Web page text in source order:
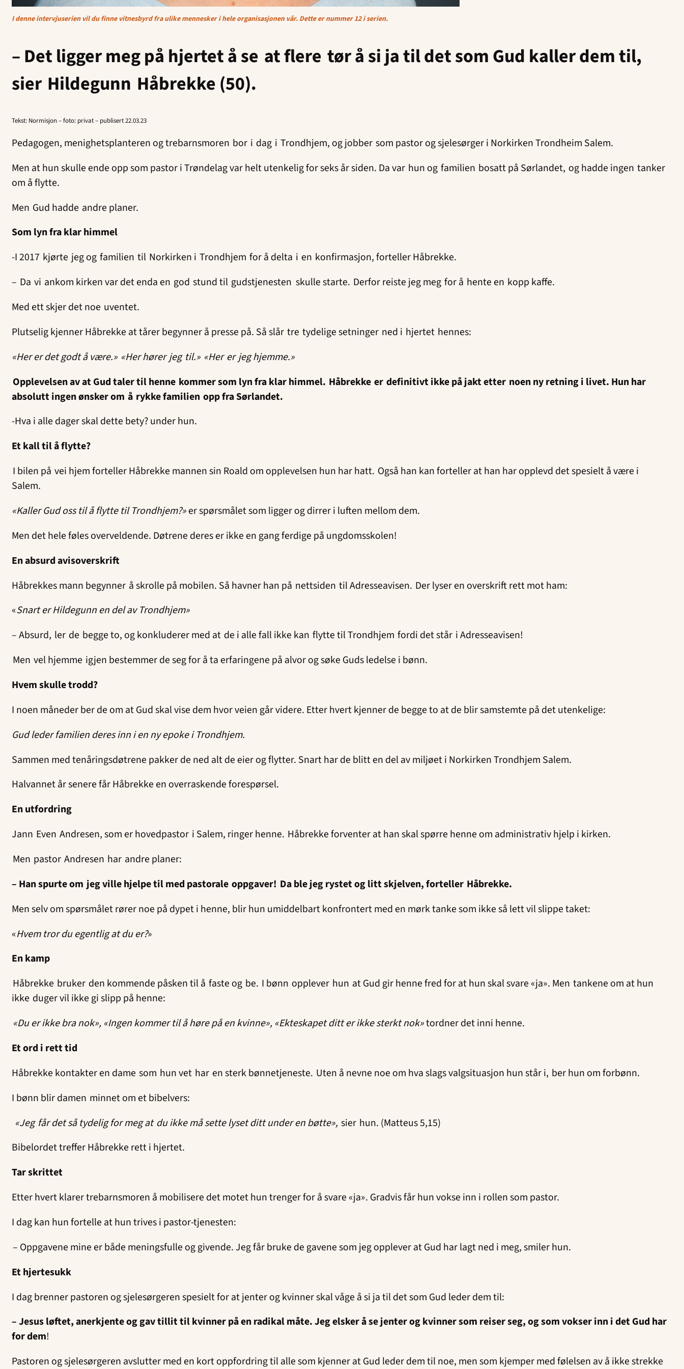
I denne intervjuserien vil du finne vitnesbyrd fra ulike mennesker i hele organisasjonen vår. Dette er nummer 12 i serien.
– Det ligger meg på hjertet å se at flere tør å si ja til det som Gud kaller dem til,
sier Hildegunn Håbrekke (50).
Tekst: Normisjon – foto: privat – publisert 22.03.23
Pedagogen, menighetsplanteren og trebarnsmoren bor i dag i Trondhjem, og jobber som pastor og sjelesørger i Norkirken Trondheim Salem.
Men at hun skulle ende opp som pastor i Trøndelag var helt utenkelig for seks år siden. Da var hun og familien bosatt på Sørlandet, og hadde ingen tanker
om å flytte.
Men Gud hadde andre planer.
Som lyn fra klar himmel
-I 2017 kjørte jeg og familien til Norkirken i Trondhjem for å delta i en konfirmasjon, forteller Håbrekke.
– Da vi ankom kirken var det enda en god stund til gudstjenesten skulle starte. Derfor reiste jeg meg for å hente en kopp kaffe.
Med ett skjer det noe uventet.
Plutselig kjenner Håbrekke at tårer begynner å presse på. Så slår tre tydelige setninger ned i hjertet hennes:
«Her er det godt å være.» «Her hører jeg til.» «Her er jeg hjemme.»
Opplevelsen av at Gud taler til henne kommer som lyn fra klar himmel. Håbrekke er definitivt ikke på jakt etter noen ny retning i livet. Hun har
absolutt ingen ønsker om å rykke familien opp fra Sørlandet.
-Hva i alle dager skal dette bety? under hun.
Et kall til å flytte?
I bilen på vei hjem forteller Håbrekke mannen sin Roald om opplevelsen hun har hatt. Også han kan forteller at han har opplevd det spesielt å være i
Salem.
«Kaller Gud oss til å flytte til Trondhjem?»er spørsmålet som ligger og dirrer i luften mellom dem.
Men det hele føles overveldende. Døtrene deres er ikke en gang ferdige på ungdomsskolen!
En absurd avisoverskrift
Håbrekkes mann begynner å skrolle på mobilen. Så havner han på nettsiden til Adresseavisen. Der lyser en overskrift rett mot ham:
«Snart er Hildegunn en del av Trondhjem»
– Absurd, ler de begge to, og konkluderer med at de i alle fall ikke kan flytte til Trondhjem fordi det står i Adresseavisen!
Men vel hjemme igjen bestemmer de seg for å ta erfaringene på alvor og søke Guds ledelse i bønn.
Hvem skulle trodd?
I noen måneder ber de om at Gud skal vise dem hvor veien går videre. Etter hvert kjenner de begge to at de blir samstemte på det utenkelige:
Gud leder familien deres inn i en ny epoke i Trondhjem.
Sammen med tenåringsdøtrene pakker de ned alt de eier og flytter. Snart har de blitt en del av miljøet i Norkirken Trondhjem Salem.
Halvannet år senere får Håbrekke en overraskende forespørsel.
En utfordring
Jann Even Andresen, som er hovedpastor i Salem, ringer henne. Håbrekke forventer at han skal spørre henne om administrativ hjelp i kirken.
Men pastor Andresen har andre planer:
– Han spurte om jeg ville hjelpe til med pastorale oppgaver! Da ble jeg rystet og litt skjelven, forteller Håbrekke.
Men selv om spørsmålet rører noe på dypet i henne, blir hun umiddelbart konfrontert med en mørk tanke som ikke så lett vil slippe taket:
«Hvem tror du egentlig at du er?»
En kamp
Håbrekke bruker den kommende påsken til å faste og be. I bønn opplever hun at Gud gir henne fred for at hun skal svare «ja». Men tankene om at hun
ikke duger vil ikke gi slipp på henne:
«Du er ikke bra nok», «Ingen kommer til å høre på en kvinne», «Ekteskapet ditt er ikke sterkt nok»tordner det inni henne.
Et ord i rett tid
Håbrekke kontakter en dame som hun vet har en sterk bønnetjeneste. Uten å nevne noe om hva slags valgsituasjon hun står i, ber hun om forbønn.
I bønn blir damen minnet om et bibelvers:
«Jeg får det så tydelig for meg at du ikke må sette lyset ditt under en bøtte», sier hun. (Matteus 5,15)
Bibelordet treffer Håbrekke rett i hjertet.
Tar skrittet
Etter hvert klarer trebarnsmoren å mobilisere det motet hun trenger for å svare «ja». Gradvis får hun vokse inn i rollen som pastor.
I dag kan hun fortelle at hun trives i pastor-tjenesten:
– Oppgavene mine er både meningsfulle og givende. Jeg får bruke de gavene som jeg opplever at Gud har lagt ned i meg, smiler hun.
Et hjertesukk
I dag brenner pastoren og sjelesørgeren spesielt for at jenter og kvinner skal våge å si ja til det som Gud leder dem til:
– Jesus løftet, anerkjente og gav tillit til kvinner på en radikal måte. Jeg elsker å se jenter og kvinner som reiser seg, og som vokser inn i det Gud har
for dem!
Pastoren og sjelesørgeren avslutter med en kort oppfordring til alle som kjenner at Gud leder dem til noe, men som kjemper med følelsen av å ikke strekke